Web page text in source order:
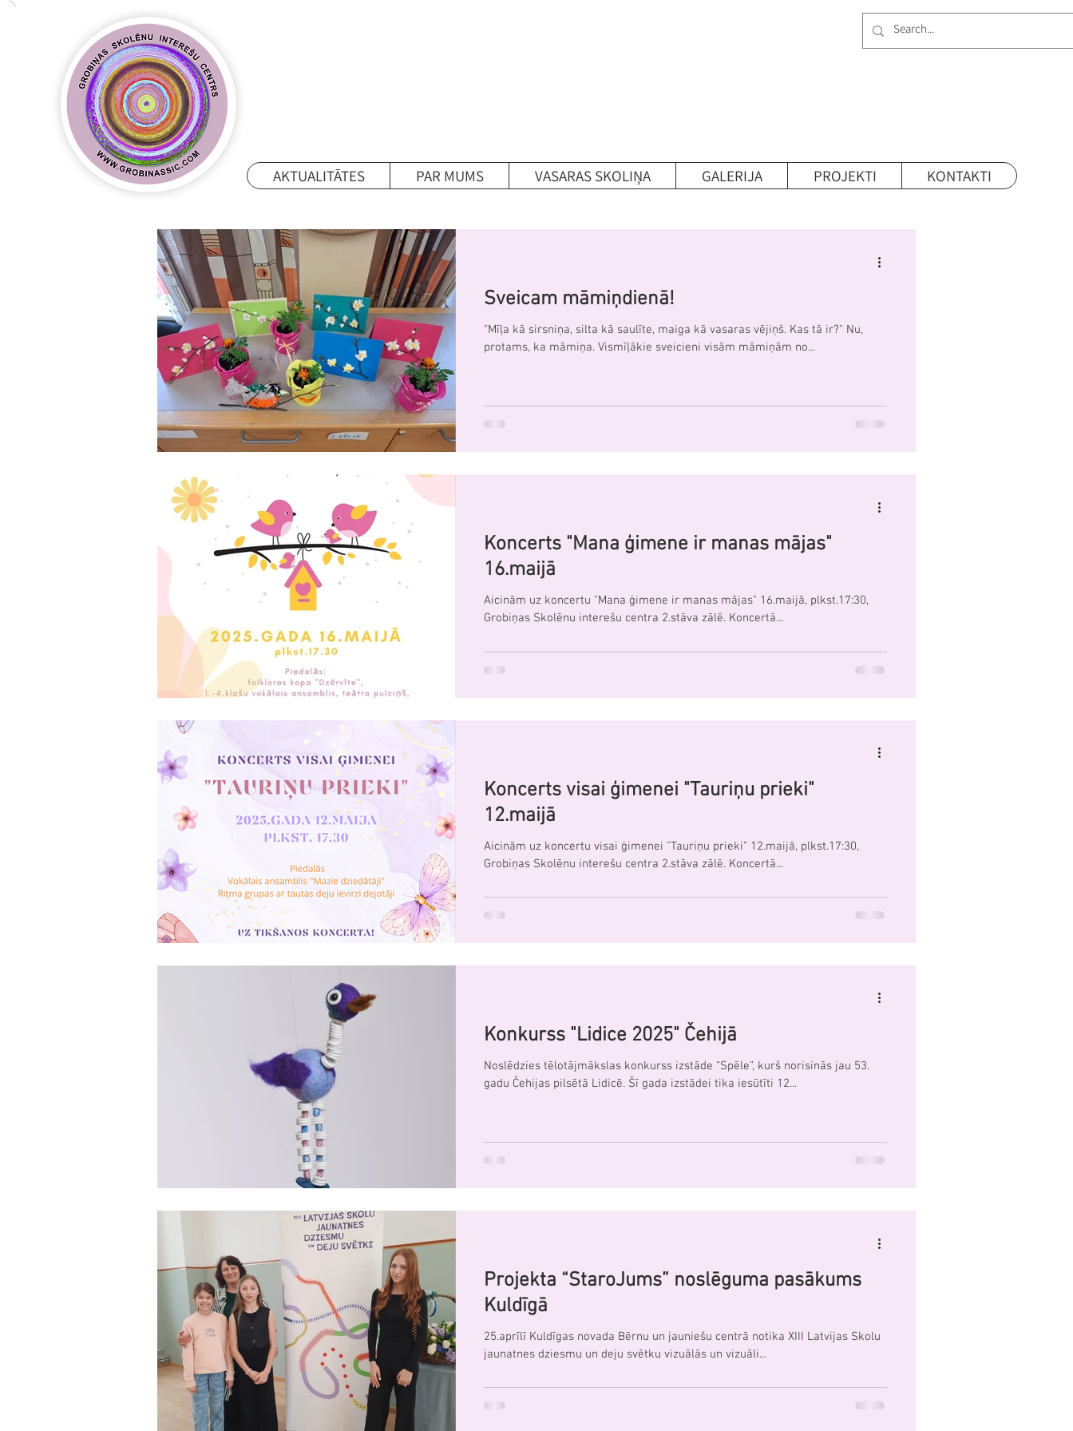
AKTUALITĀTES PAR MUMS VASARAS SKOLIŅA GALERIJA PROJEKTI KONTAKTI
Sveicam māmiņdienā!
"Mīļa kā sirsniņa, silta kā saulīte, maiga kā vasaras vējiņš. Kas tā ir?" Nu,
protams, ka māmiņa. Vismīļākie sveicieni visām māmiņām no...
Koncerts "Mana ģimene ir manas mājas"
16.maijā
Aicinām uz koncertu "Mana ģimene ir manas mājas" 16.maijā, plkst.17:30,
Grobiņas Skolēnu interešu centra 2.stāva zālē. Koncertā...
Koncerts visai ģimenei "Tauriņu prieki"
12.maijā
Aicinām uz koncertu visai ģimenei "Tauriņu prieki" 12.maijā, plkst.17:30,
Grobiņas Skolēnu interešu centra 2.stāva zālē. Koncertā...
Konkurss "Lidice 2025" Čehijā
Noslēdzies tēlotājmākslas konkurss izstāde “Spēle”, kurš norisinās jau 53.
gadu Čehijas pilsētā Lidicē. Šī gada izstādei tika iesūtīti 12...
Projekta “StaroJums” noslēguma pasākums
Kuldīgā
25.aprīlī Kuldīgas novada Bērnu un jauniešu centrā notika XIII Latvijas Skolu
jaunatnes dziesmu un deju svētku vizuālās un vizuāli...